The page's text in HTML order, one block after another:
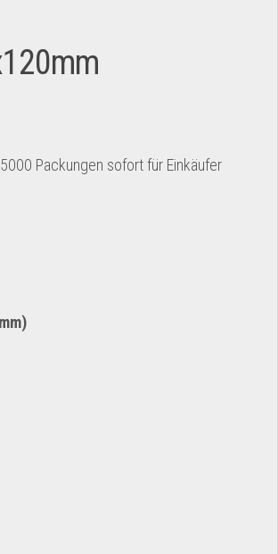
Packungen sofort für Einkäufer